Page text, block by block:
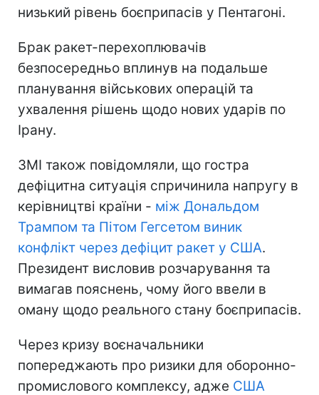
низький рівень боєприпасів у Пентагоні.
Брак ракет-перехоплювачів
безпосередньо вплинув на подальше
планування військових операцій та
ухвалення рішень щодо нових ударів по
Ірану.
ЗМІ також повідомляли, що гостра
дефіцитна ситуація спричинила напругу в
керівництві країни - між Дональдом
Трампом та Пітом Гегсетом виник
конфлікт через дефіцит ракет у США.
Президент висловив розчарування та
вимагав пояснень, чому його ввели в
оману щодо реального стану боєприпасів.
Через кризу воєначальники
попереджають про ризики для оборонно-
промислового комплексу, адже США